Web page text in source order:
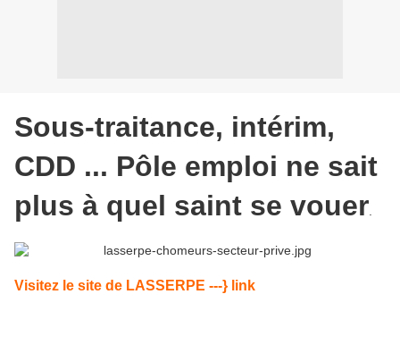
Sous-traitance, intérim,
CDD ... Pôle emploi ne sait
plus à quel saint se vouer
Visitez le site de LASSERPE ---} link